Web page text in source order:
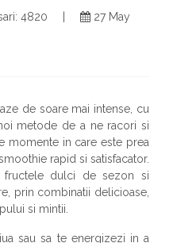
4820 27 May
de soare mai intense, cu
metode de a ne racori si
momente in care este prea
rapid si satisfacator.
fructele dulci de sezon si
prin combinatii delicioase,
si mintii.
sau sa te energizezi in a